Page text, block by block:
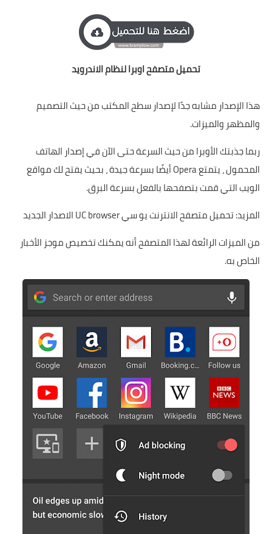
تحميل متصفح اوبرا لنظام الاندرويد
هذا الإصدار مشابه جدًا لإصدار سطح المكتب من حيث التصميم
والمظهر والميزات.
ربما جذبتك الأوبرا من حيث السرعة حتى الآن في إصدار الهاتف
المحمول ، يتمتع Opera أيضًا بسرعة جيدة ، بحيث يفتح لك مواقع
الويب التي قمت بتصفحها بالفعل بسرعة البرق.
المزيد:تحميل متصفح الانترنت يو سي UC browser الاصدار الجديد
من الميزات الرائعة لهذا المتصفح أنه يمكنك تخصيص موجز الأخبار
الخاص به.